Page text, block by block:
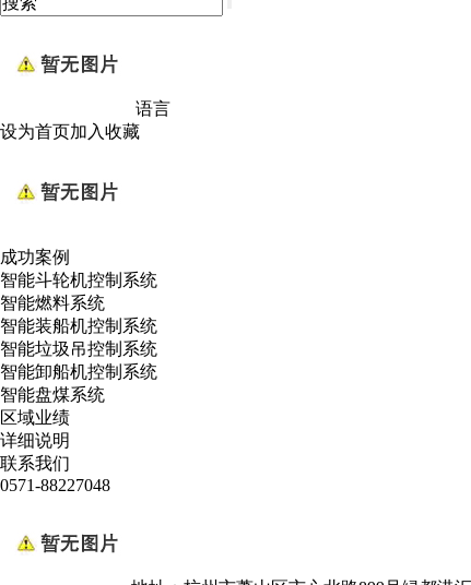
语言
设为首页加入收藏
成功案例
智能斗轮机控制系统
智能燃料系统
智能装船机控制系统
智能垃圾吊控制系统
智能卸船机控制系统
智能盘煤系统
区域业绩
详细说明
联系我们
0571-88227048